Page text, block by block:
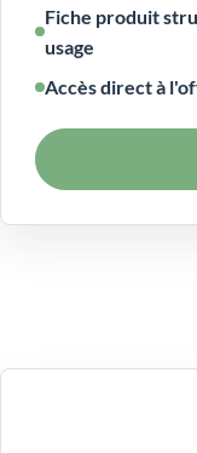
Fiche produit
usage
Accès direct à